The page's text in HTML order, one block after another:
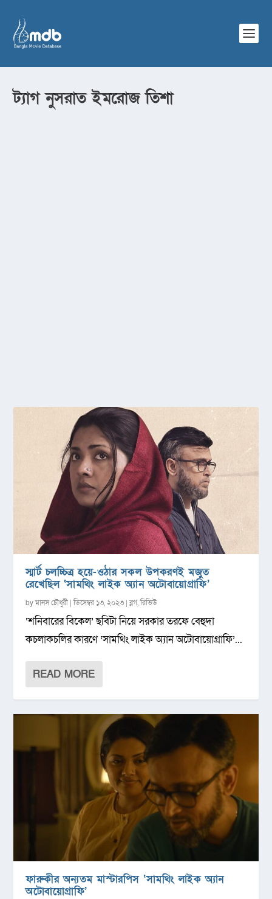
ট্যাগনুসরাত ইমরোজ তিশা
স্মার্ট চলচ্চিত্র হয়ে-ওঠার সকল উপকরণই মজুত
রেখেছিল ‘সামথিং লাইক অ্যান অটোবায়োগ্রাফি’
byমানস চৌধুরী |ডিসেম্বর ১৩, ২০২৩ |ব্লগ,রিভিউ
‘শনিবারের বিকেল’ ছবিটা নিয়ে সরকার তরফে বেহুদা
কচলাকচলির কারণে ‘সামথিং লাইক অ্যান অটোবায়োগ্রাফি’...
READ MORE
ফারুকীর অন্যতম মাস্টারপিস ‘সামথিং লাইক অ্যান
অটোবায়োগ্রাফি’